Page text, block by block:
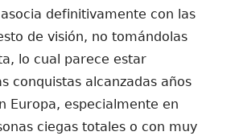
definitivamente con las
de visión, no tomándolas
lo cual parece estar
conquistas alcanzadas años
Europa, especialmente en
ciegas totales o con muy